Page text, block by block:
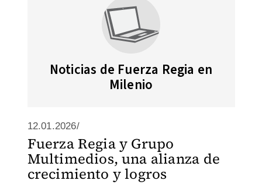
Noticias de Fuerza Regia en
Milenio
12.01.2026/
Fuerza Regia y Grupo
Multimedios, una alianza de
crecimiento y logros